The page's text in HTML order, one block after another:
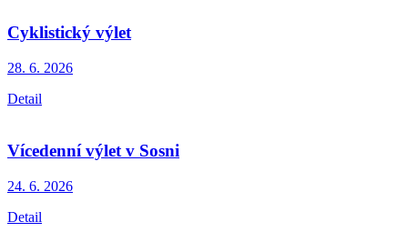
Cyklistický výlet
28. 6. 2026
Detail
Vícedenní výlet v Sosni
24. 6. 2026
Detail